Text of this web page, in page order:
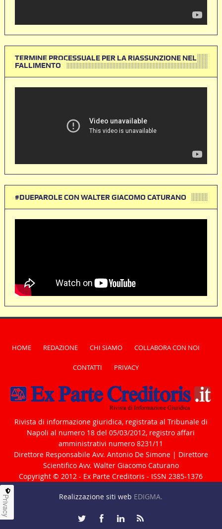
TERMINE PROCESSUALE PER LA RIASSUNZIONE NEL
FALLIMENTO
#DUEPAROLE CON WALTER GIACOMO CATURANO
HOME REDAZIONE CHI SIAMO COLLABORA CON NOI
CONTATTI PRIVACY
Rivista di informazione giuridica, registrata al Tribunale di
Napoli al numero 18 del 05/03/2012, registro affari
amministrativi numero 8231/11
Direttore Responsabile Avv. Antonio De Simone | Direttore
Scientifico Avv. Walter Giacomo Caturano
Copyright © 2012 - Ex Parte Creditoris - ISSN 2385-1376
Realizzazione siti web EDIGMA.
Privacy